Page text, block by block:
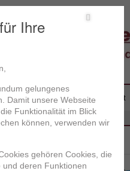
Ihre
gelungenes
Damit unsere Webseite
Funktionalität im Blick
können, verwenden wir
gehören Cookies, die
deren Funktionen
Anmelden Kontakt